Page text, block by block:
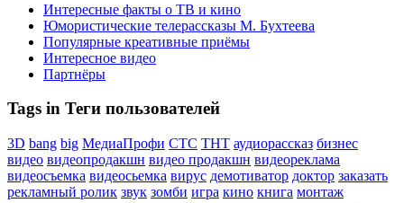
Интересные факты о ТВ и кино
Юмористические телерассказы М. Бухтеева
Популярные креативные приёмы
Интересное видео
Партнёры
Tags in Теги пользователей
3D bang big МедиаПрофи СТС ТНТ аудиорассказ бизнес
видео видеопродакшн видео продакшн видеореклама
видеосъемка видеосьемка вирус демотиватор доктор заказать
рекламный ролик звук зомби игра кино книга монтаж